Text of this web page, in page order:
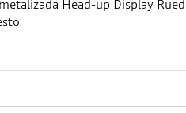
Head-up Display